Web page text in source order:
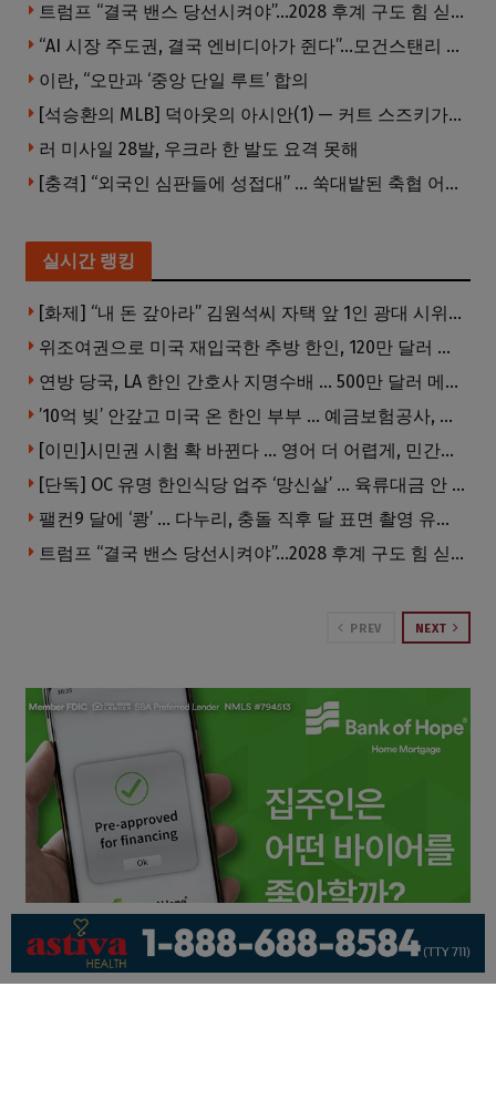
트럼프 “결국 밴스 당선시켜야”…2028 후계 구도 힘 싣나
“AI 시장 주도권, 결국 엔비디아가 쥔다”…모건스탠리 장담
이란, “오만과 ‘중앙 단일 루트’ 합의
[석승환의 MLB] 덕아웃의 아시안(1) — 커트 스즈키가 우리에게 묻는 것
러 미사일 28발, 우크라 한 발도 요격 못해
[충격] “외국인 심판들에 성접대” … 쑥대밭된 축협 어디까지 추락하나
실시간 랭킹
[화제] “내 돈 갚아라” 김원석씨 자택 앞 1인 광대 시위 … 한인 투자사, “108만 달러 못받아”
위조여권으로 미국 재입국한 추방 한인, 120만 달러 은행 사기 행각
연방 당국, LA 한인 간호사 지명수배 … 500만 달러 메디캐어 사기, 선고 직전 한국 도주
’10억 빚’ 안갚고 미국 온 한인 부부 … 예금보험공사, 미국서 소송
[이민]시민권 시험 확 바뀐다 … 영어 더 어렵게, 민간시험 도입 추진
[단독] OC 유명 한인식당 업주 ‘망신살’ … 육류대금 안 갚자 식당서 공개추심
팰컨9 달에 ‘쾅’ … 다누리, 충돌 직후 달 표면 촬영 유일 탐사선
트럼프 “결국 밴스 당선시켜야”…2028 후계 구도 힘 싣나
PREV NEXT